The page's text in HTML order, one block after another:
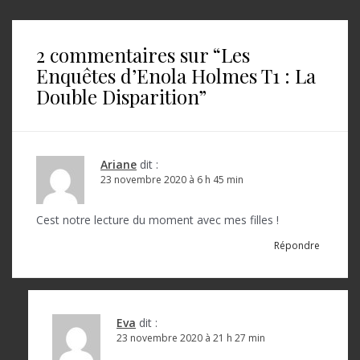
l
2 commentaires sur “Les
Enquêtes d’Enola Holmes T1 : La
Double Disparition”
Ariane dit :
23 novembre 2020 à 6 h 45 min
Cest notre lecture du moment avec mes filles !
Répondre
Eva dit :
23 novembre 2020 à 21 h 27 min